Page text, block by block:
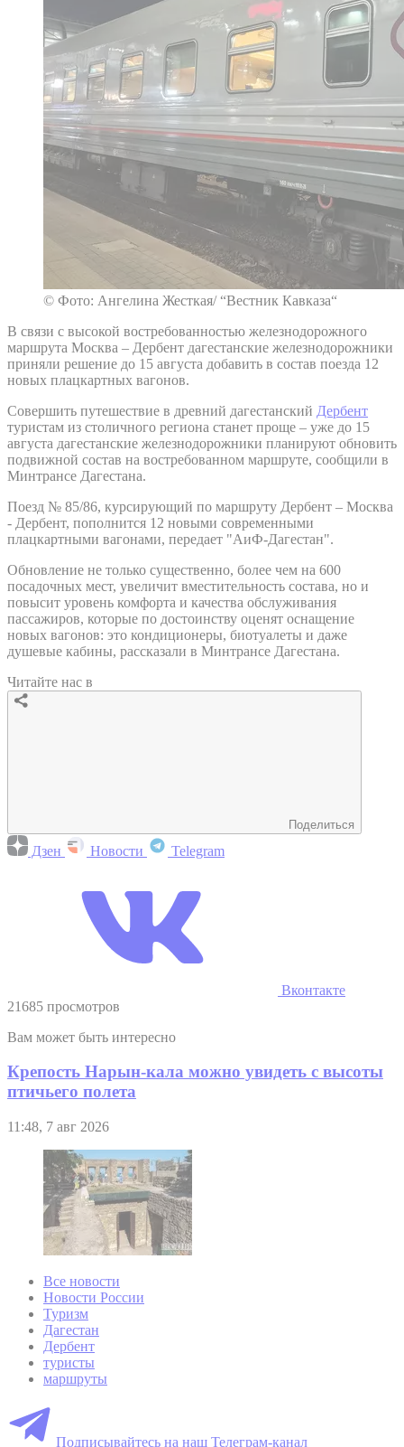
© Фото: Ангелина Жесткая/ “Вестник Кавказа“
В связи с высокой востребованностью железнодорожного
маршрута Москва – Дербент дагестанские железнодорожники
приняли решение до 15 августа добавить в состав поезда 12
новых плацкартных вагонов.
Совершить путешествие в древний дагестанский Дербент
туристам из столичного региона станет проще – уже до 15
августа дагестанские железнодорожники планируют обновить
подвижной состав на востребованном маршруте, сообщили в
Минтрансе Дагестана.
Поезд № 85/86, курсирующий по маршруту Дербент – Москва
- Дербент, пополнится 12 новыми современными
плацкартными вагонами, передает "АиФ-Дагестан".
Обновление не только существенно, более чем на 600
посадочных мест, увеличит вместительность состава, но и
повысит уровень комфорта и качества обслуживания
пассажиров, которые по достоинству оценят оснащение
новых вагонов: это кондиционеры, биотуалеты и даже
душевые кабины, рассказали в Минтрансе Дагестана.
Читайте нас в
Поделиться
Дзен Новости Telegram
Вконтакте
21685 просмотров
Вам может быть интересно
Крепость Нарын-кала можно увидеть с высоты
птичьего полета
11:48, 7 авг 2026
Все новости
Новости России
Туризм
Дагестан
Дербент
туристы
маршруты
Подписывайтесь на наш Телеграм-канал